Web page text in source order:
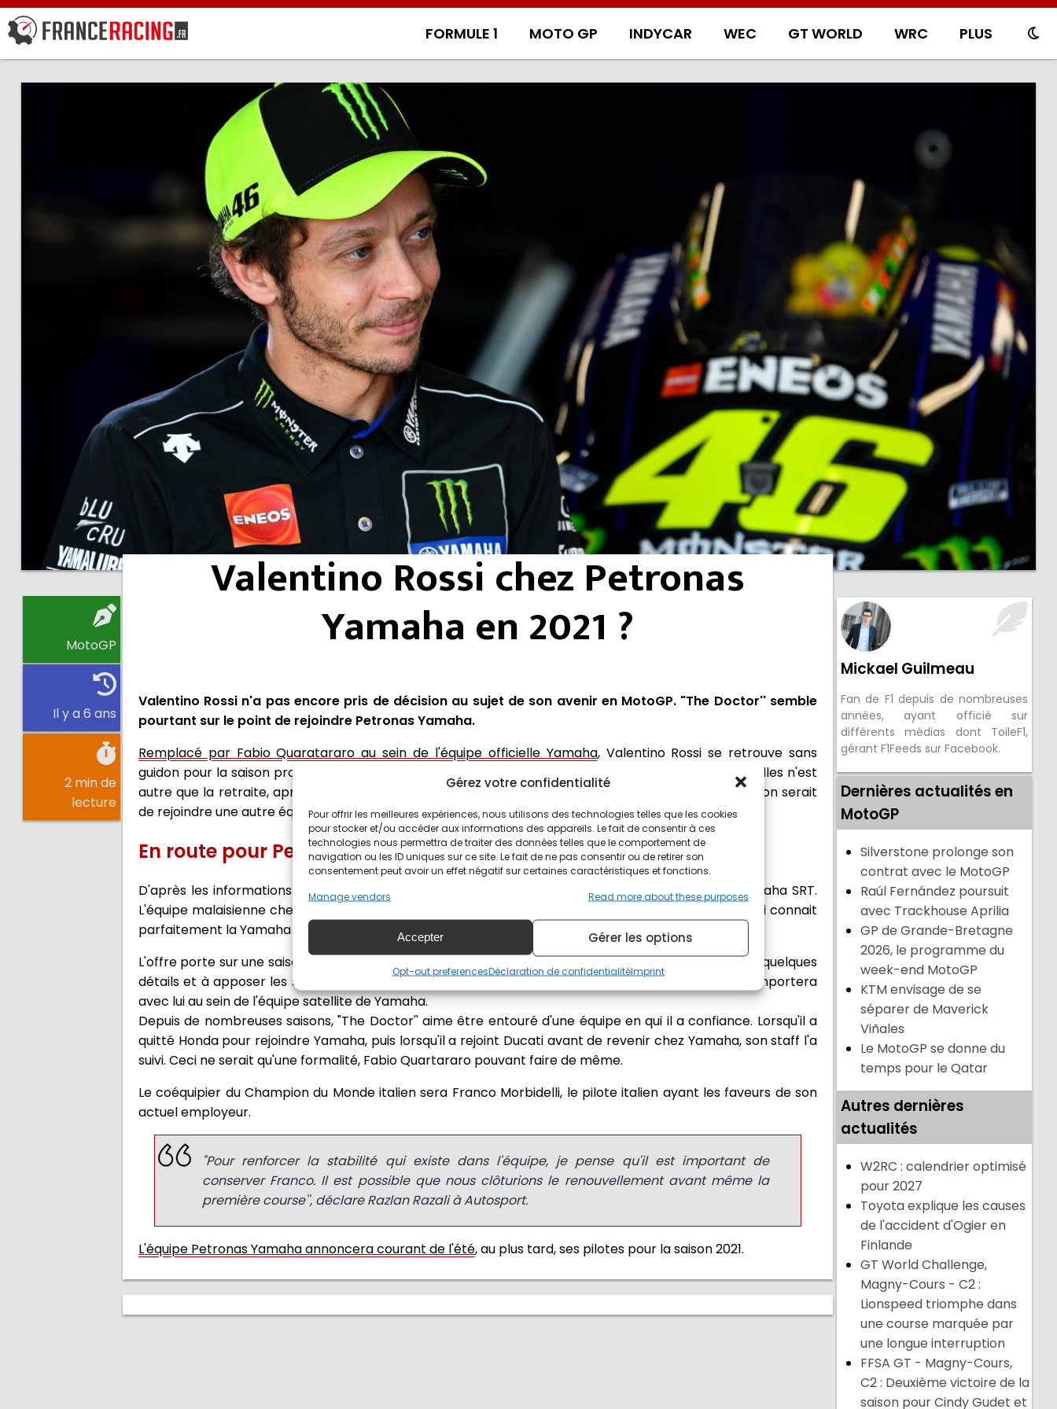
Gérez votre confidentialité
Pour offrir les meilleures expériences, nous utilisons des technologies telles que les cookies
pour stocker et/ou accéder aux informations des appareils. Le fait de consentir à ces
technologies nous permettra de traiter des données telles que le comportement de
navigation ou les ID uniques sur ce site. Le fait de ne pas consentir ou de retirer son
consentement peut avoir un effet négatif sur certaines caractéristiques et fonctions.
Manage vendors
Read more about these purposes
Accepter Gérer les options
Opt-out preferencesDéclaration de confidentialitéImprint
FORMULE 1 MOTO GP INDYCAR WEC GT WORLD WRC PLUS
MotoGP
Il y a 6 ans
2 min de
lecture
Valentino Rossi chez Petronas
Yamaha en 2021 ?
Valentino Rossi n'a pas encore pris de décision au sujet de son avenir en MotoGP. "The Doctor'' semble
pourtant sur le point de rejoindre Petronas Yamaha.
Remplacé par Fabio Quaratararo au sein de l'équipe officielle Yamaha, Valentino Rossi se retrouve sans
guidon pour la saison prochaine. De nombreuses pistes sont possibles pour le pilote italien. L'une d'elles n'est
autre que la retraite, après 21 saisons en catégorie reine, ponctuées de sept titres. Une autre solution serait
de rejoindre une autre équipe. Cette option semble être privilégiée par le Champion du Monde italien.
En route pour Petronas Yamaha ?
D'après les informations de GPOne, Valentino Rossi aurait reçu une offre de l'équipe Petronas Yamaha SRT.
L'équipe malaisienne cherche un remplaçant à Fabio Quartararo et qui mieux que le pilote italien, qui connait
parfaitement la Yamaha M1, pour le remplacer !
L'offre porte sur une saison avec une option pour la saison 2022. Le contrat est prêt, il reste à régler quelques
détails et à apposer les signatures. L'un des détails le plus important n'est autre que le staff qu'il emportera
avec lui au sein de l'équipe satellite de Yamaha.
Depuis de nombreuses saisons, "The Doctor'' aime être entouré d'une équipe en qui il a confiance. Lorsqu'il a
quitté Honda pour rejoindre Yamaha, puis lorsqu'il a rejoint Ducati avant de revenir chez Yamaha, son staff l'a
suivi. Ceci ne serait qu'une formalité, Fabio Quartararo pouvant faire de même.
Le coéquipier du Champion du Monde italien sera Franco Morbidelli, le pilote italien ayant les faveurs de son
actuel employeur.
"Pour renforcer la stabilité qui existe dans l'équipe, je pense qu'il est important de
conserver Franco. Il est possible que nous clôturions le renouvellement avant même la
première course'', déclare Razlan Razali à Autosport.
L'équipe Petronas Yamaha annoncera courant de l'été, au plus tard, ses pilotes pour la saison 2021.
Mickael Guilmeau
Fan de F1 depuis de nombreuses
années, ayant officié sur
différents médias dont ToileF1,
gérant F1Feeds sur Facebook.
Dernières actualités en
MotoGP
Silverstone prolonge son
contrat avec le MotoGP
Raúl Fernández poursuit
avec Trackhouse Aprilia
GP de Grande-Bretagne
2026, le programme du
week-end MotoGP
KTM envisage de se
séparer de Maverick
Viñales
Le MotoGP se donne du
temps pour le Qatar
Autres dernières
actualités
W2RC : calendrier optimisé
pour 2027
Toyota explique les causes
de l'accident d'Ogier en
Finlande
GT World Challenge,
Magny-Cours - C2 :
Lionspeed triomphe dans
une course marquée par
une longue interruption
FFSA GT - Magny-Cours,
C2 : Deuxième victoire de la
saison pour Cindy Gudet et